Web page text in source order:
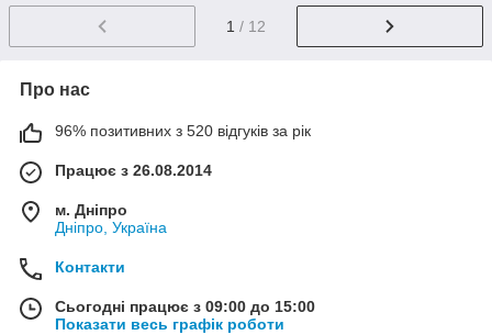
1 / 12
Про нас
96% позитивних з 520 відгуків за рік
Працює з 26.08.2014
м. Дніпро
Дніпро, Україна
Контакти
Сьогодні працює з 09:00 до 15:00
Показати весь графік роботи